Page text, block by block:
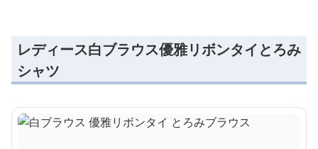
レディース白ブラウス優雅リボンタイとろみ
シャツ